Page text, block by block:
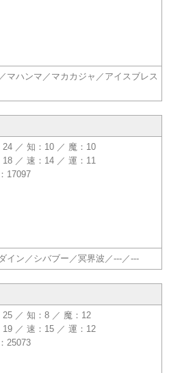
マハンマ／マカカジャ／アイスブレス
24 ／ 知：10 ／ 魔：10
18 ／ 速：14 ／ 運：11
17097
イン／シバブー／冥界波／---／---
25 ／ 知：8 ／ 魔：12
19 ／ 速：15 ／ 運：12
25073